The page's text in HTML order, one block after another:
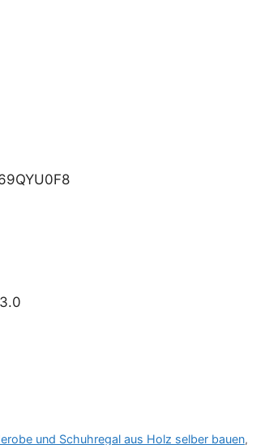
und Schuhregal aus Holz selber bauen,